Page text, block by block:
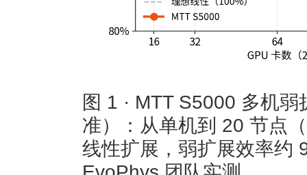
图 1 · MTT S5000 多机
准）：从单机到 20 节点
线性扩展，弱扩展效率约